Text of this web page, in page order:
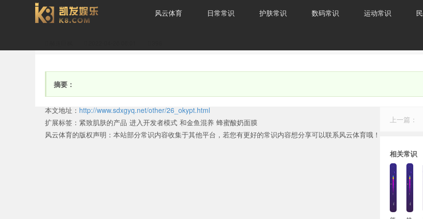
萌萌是什么意思-风云体
风云体育 日常常识 护肤常识 数码常识 运动常识
摘要：
本文地址： http://www.sdxgyq.net/other/26_okypt.html
扩展标签： 紧致肌肤的产品 进入开发者模式 和金鱼混养 蜂蜜酸奶面膜
风云体育的版权声明： 本站部分常识内容收集于其他平台，若您有更好的常识内容想分享可以联系风云体育哦！
上一篇：
相关常识